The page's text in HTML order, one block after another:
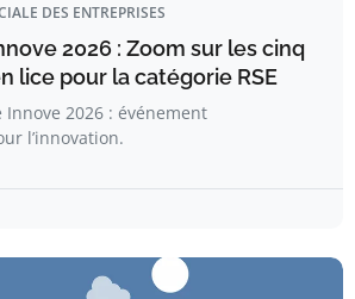
DES ENTREPRISES
2026 : Zoom sur les cinq
lice pour la catégorie RSE
Innove 2026 : événement
l’innovation.